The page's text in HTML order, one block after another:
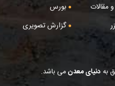
مقالات
بورس
گزارش تصویری
به دنیای معدنمی باشد.